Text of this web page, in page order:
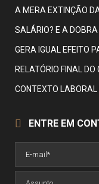
A MERA EXTINÇÃO
SALÁRIO? E A
GERA IGUAL EFEITO
RELATÓRIO FINAL
CONTEXTO LABORAL
ENTRE EM